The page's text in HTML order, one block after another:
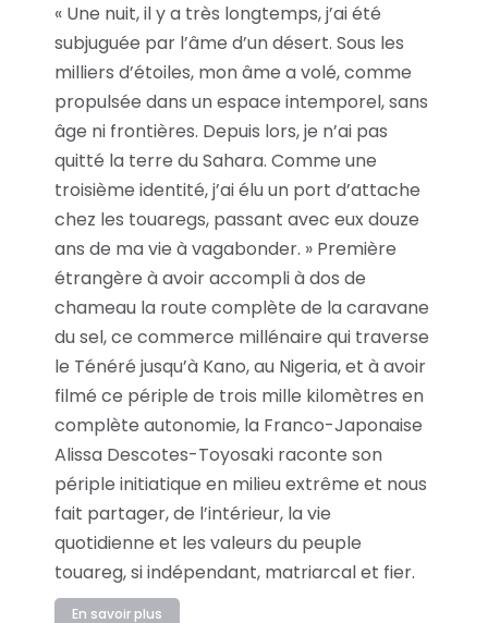
« Une nuit, il y a très longtemps, j’ai été
subjuguée par l’âme d’un désert. Sous les
milliers d’étoiles, mon âme a volé, comme
propulsée dans un espace intemporel, sans
âge ni frontières. Depuis lors, je n’ai pas
quitté la terre du Sahara. Comme une
troisième identité, j’ai élu un port d’attache
chez les touaregs, passant avec eux douze
ans de ma vie à vagabonder. » Première
étrangère à avoir accompli à dos de
chameau la route complète de la caravane
du sel, ce commerce millénaire qui traverse
le Ténéré jusqu’à Kano, au Nigeria, et à avoir
filmé ce périple de trois mille kilomètres en
complète autonomie, la Franco-Japonaise
Alissa Descotes-Toyosaki raconte son
périple initiatique en milieu extrême et nous
fait partager, de l’intérieur, la vie
quotidienne et les valeurs du peuple
touareg, si indépendant, matriarcal et fier.
En savoir plus